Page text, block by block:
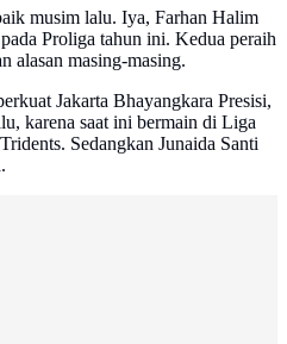
musim lalu. Iya, Farhan Halim
Proliga tahun ini. Kedua peraih
alasan masing-masing.
Jakarta Bhayangkara Presisi,
karena saat ini bermain di Liga
Sedangkan Junaida Santi